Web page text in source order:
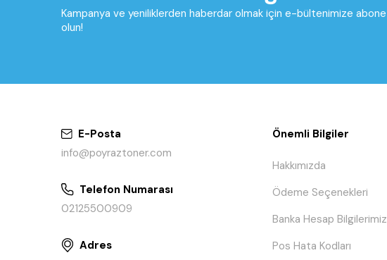
Kampanya ve yeniliklerden haberdar olmak için e-bültenimize abone
olun!
E-Posta
info@poyraztoner.com
Telefon Numarası
02125500909
Adres
Önemli Bilgiler
Hakkımızda
Ödeme Seçenekleri
Banka Hesap Bilgilerimiz
Pos Hata Kodları